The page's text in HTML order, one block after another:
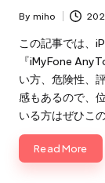
Posted
by
By miho
この記事では、
『iMyFone
い方、危険性、
感もあるので、
いる方はぜひこ
Read More